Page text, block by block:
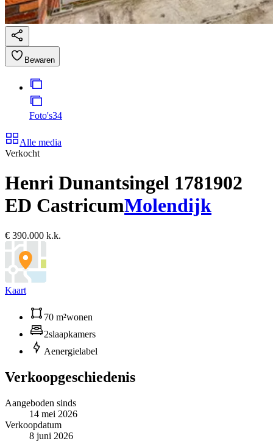
Bewaren
Foto's34
Alle media
Verkocht
Henri Dunantsingel 1781902
ED CastricumMolendijk
€ 390.000 k.k.
Kaart
70 m²wonen
2slaapkamers
Aenergielabel
Verkoopgeschiedenis
Aangeboden sinds
14 mei 2026
Verkoopdatum
8 juni 2026